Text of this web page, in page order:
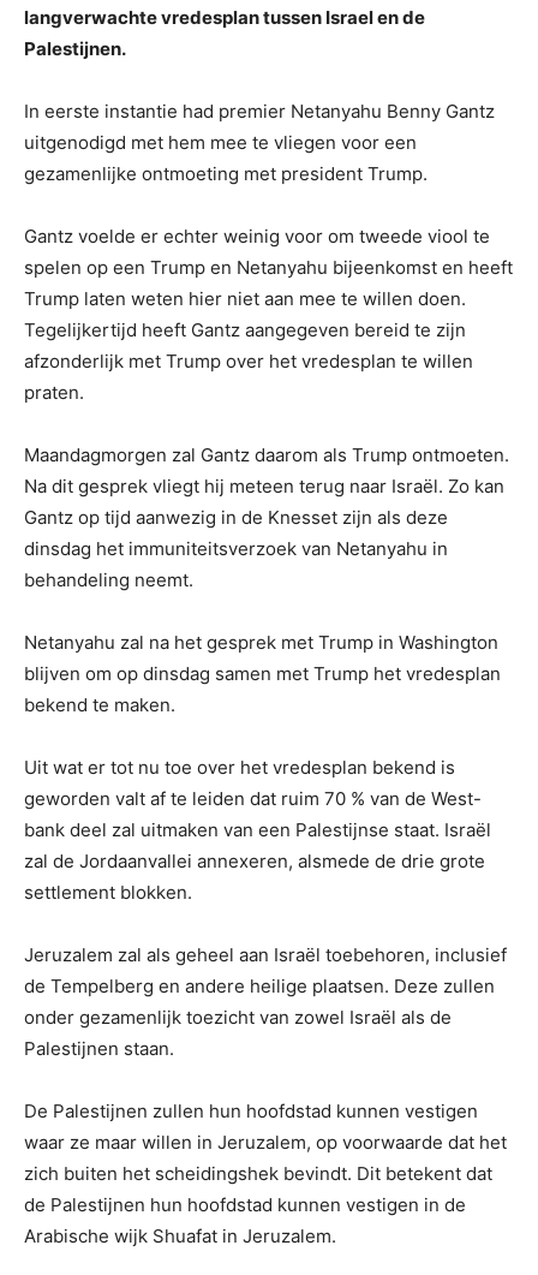
langverwachte vredesplan tussen Israel en de
Palestijnen.
In eerste instantie had premier Netanyahu Benny Gantz
uitgenodigd met hem mee te vliegen voor een
gezamenlijke ontmoeting met president Trump.
Gantz voelde er echter weinig voor om tweede viool te
spelen op een Trump en Netanyahu bijeenkomst en heeft
Trump laten weten hier niet aan mee te willen doen.
Tegelijkertijd heeft Gantz aangegeven bereid te zijn
afzonderlijk met Trump over het vredesplan te willen
praten.
Maandagmorgen zal Gantz daarom als Trump ontmoeten.
Na dit gesprek vliegt hij meteen terug naar Israël. Zo kan
Gantz op tijd aanwezig in de Knesset zijn als deze
dinsdag het immuniteitsverzoek van Netanyahu in
behandeling neemt.
Netanyahu zal na het gesprek met Trump in Washington
blijven om op dinsdag samen met Trump het vredesplan
bekend te maken.
Uit wat er tot nu toe over het vredesplan bekend is
geworden valt af te leiden dat ruim 70 % van de West-
bank deel zal uitmaken van een Palestijnse staat. Israël
zal de Jordaanvallei annexeren, alsmede de drie grote
settlement blokken.
Jeruzalem zal als geheel aan Israël toebehoren, inclusief
de Tempelberg en andere heilige plaatsen. Deze zullen
onder gezamenlijk toezicht van zowel Israël als de
Palestijnen staan.
De Palestijnen zullen hun hoofdstad kunnen vestigen
waar ze maar willen in Jeruzalem, op voorwaarde dat het
zich buiten het scheidingshek bevindt. Dit betekent dat
de Palestijnen hun hoofdstad kunnen vestigen in de
Arabische wijk Shuafat in Jeruzalem.